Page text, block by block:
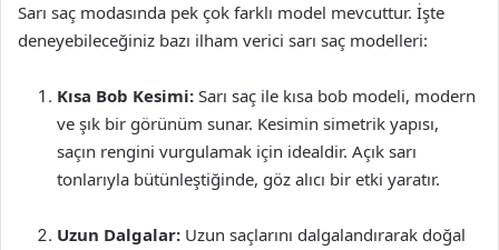
Sarı saç modasında pek çok farklı model mevcuttur. İşte
deneyebileceğiniz bazı ilham verici sarı saç modelleri:
Kısa Bob Kesimi: Sarı saç ile kısa bob modeli, modern
ve şık bir görünüm sunar. Kesimin simetrik yapısı,
saçın rengini vurgulamak için idealdir. Açık sarı
tonlarıyla bütünleştiğinde, göz alıcı bir etki yaratır.
Uzun Dalgalar: Uzun saçlarını dalgalandırarak doğal